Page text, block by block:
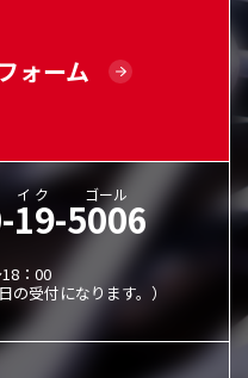
ォーム
19-5006
イク ゴール
：00
の受付になります。）